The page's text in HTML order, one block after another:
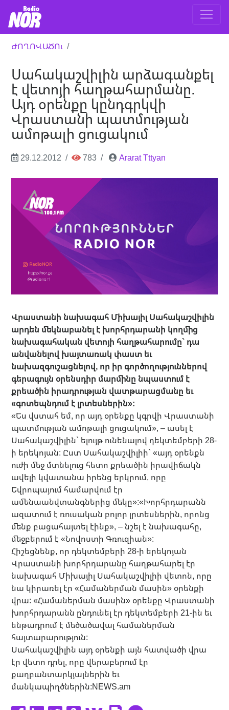
ԺՈՂՈՎԱԾՈւ
Սահակաշվիլին արձագանքել
է վետոյի հաղթահարմանը.
Այդ օրենքը կընդգրկվի
Վրաստանի պատմության
ամոթալի ցուցակում
29.12.2012 783 Ararat Tttyan
Վրաստանի նախագահ Միխայիլ Սահակաշվիլին
արդեն մեկնաբանել է խորհրդարանի կողմից
նախագահական վետոյի հաղթահարումը` դա
անվանելով խայտառակ փաստ եւ
նախազգուշացնելով, որ իր գործողություններով
գերագույն օրենսդիր մարմինը նպաստում է
քրեածին իրադրության վատթարացմանը եւ
«գոտեպնդում է լրտեսներին»:
«Ես վստահ եմ, որ այդ օրենքը կգրվի Վրաստանի
պատմության ամոթալի ցուցակում», – ասել է
Սահակաշվիլին` ելույթ ունենալով դեկտեմբերի 28-
ի երեկոյան: Ըստ Սահակաշվիլիի` «այդ օրենքն
ուժի մեջ մտնելուց հետո քրեածին իրավիճակն
ավելի կվատանա իրենց երկրում, որը
Եվրոպայում համարվում էր
ամենաանվտանգներից մեկը»:«Խորհրդարանն
ազատում է ռուսական բոլոր լրտեսներին, որոնց
մենք բացահայտել էինք», – նշել է նախագահը,
մեջբերում է «Նովոստի Գռուզիան»:
Հիշեցնենք, որ դեկտեմբերի 28-ի երեկոյան
Վրաստանի խորհրդարանը հաղթահարել էր
նախագահ Միխայիլ Սահակաշվիլիի վետոն, որը
նա կիրառել էր «Համաներման մասին» օրենքի
վրա: «Համաներման մասին» օրենքը Վրաստանի
խորհրդարանն ընդունել էր դեկտեմբերի 21-ին եւ
ենթադրում է մեծածավալ համաներման
հայտարարություն:
Սահակաշվիլին այդ օրենքի այն հատվածի վրա
էր վետո դրել, որը վերաբերում էր
քաղբանտարկյալներին եւ
մանկապիղծներին:NEWS.am